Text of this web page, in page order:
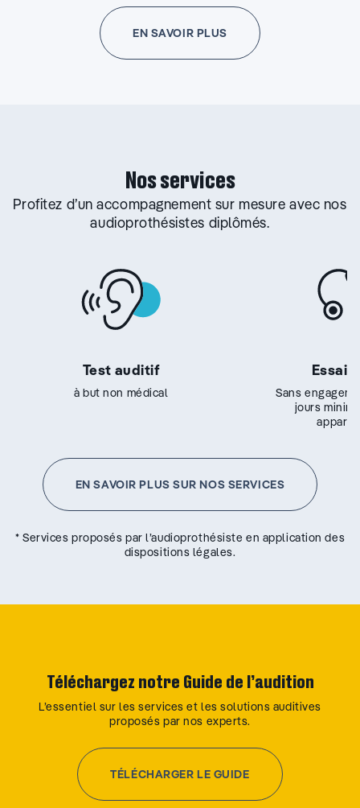
EN SAVOIR PLUS
Nos services
Profitez d’un accompagnement sur mesure avec nos
audioprothésistes diplômés.
Test auditif
à but non médical
Essai
Sans
jours
EN SAVOIR PLUS SUR NOS SERVICES
* Services proposés par l’audioprothésiste en application des
dispositions légales.
Téléchargez notre Guide de l’audition
L’essentiel sur les services et les solutions auditives
proposés par nos experts.
TÉLÉCHARGER LE GUIDE